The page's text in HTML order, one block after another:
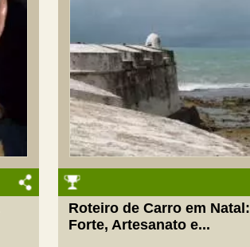
Roteiro de Carro em Natal:
Forte, Artesanato e...